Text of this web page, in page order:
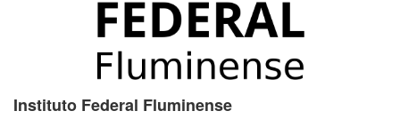
Instituto Federal Fluminense